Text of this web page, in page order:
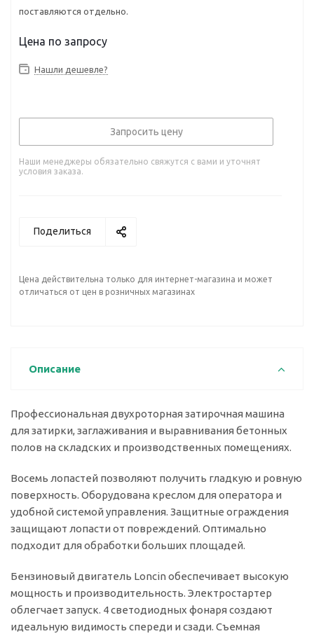
поставляются отдельно.
Нашли дешевле?
Запросить цену
Наши менеджеры обязательно свяжутся с вами и уточнят
условия заказа.
Поделиться
Цена действительна только для интернет-магазина и может
отличаться от цен в розничных магазинах
Описание
Профессиональная двухроторная затирочная машина
для затирки, заглаживания и выравнивания бетонных
полов на складских и производственных помещениях.
Восемь лопастей позволяют получить гладкую и ровную
поверхность. Оборудована креслом для оператора и
удобной системой управления. Защитные ограждения
защищают лопасти от повреждений. Оптимально
подходит для обработки больших площадей.
Бензиновый двигатель Loncin обеспечивает высокую
мощность и производительность. Электростартер
облегчает запуск. 4 светодиодных фонаря создают
идеальную видимость спереди и сзади. Съемная